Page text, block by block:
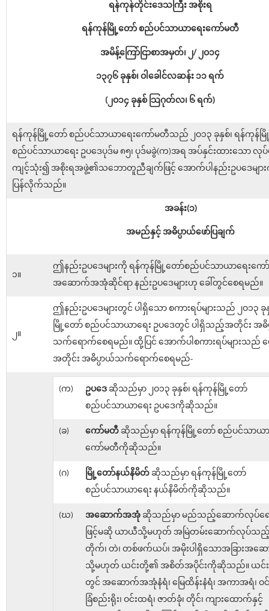
ရန်ကုန်တိုင်းဒေသကြီး အစိုးရ
ရန်ကုန်မြို့တော် စည်ပင်သာယာရေးကော်မတီ
အမိန့်ကြော်ငြာစာအမှတ်၊ ၂/ ၂ဝ၁၄
၁၃၇၆ ခုနှစ်၊ ဝါခေါင်လဆန်း ၁၁ ရက်
(၂ဝ၁၄ ခုနှစ် သြဂုတ်လ၊ ၆ ရက်)
ရန်ကုန်မြို့တော် စည်ပင်သာယာရေးကော်မတီသည် ၂ဝ၁၃ ခုနှစ်၊ ရန်ကုန်မ
စည်ပင်သာယာရေး ဥပဒေပုဒ်မ ၈၅၊ ပုဒ်မခွဲ(က)အရ အပ်နှင်းထားသော လု
ကျင့်သုံး၍ အစိုးရအဖွဲ့၏သဘောတူညီချက်ဖြင့် အောက်ပါနည်းဥပဒေမျ
ပြန်လိုက်သည်။
အခန်း(၁)
အမည်နှင့် အဓိပ္ပာယ်ဖော်ပြချက်
၁။
ဤနည်းဥပဒေများကို ရန်ကုန်မြို့တော်စည်ပင်သာယာရေးကေ
အဆောက်အအုံဆိုင်ရာ နည်းဥပဒေများဟု ခေါ်တွင်စေရမည်။
၂။
ဤနည်းဥပဒေများတွင် ပါရှိသော စကားရပ်များသည် ၂ဝ၁၃ ခု
မြို့တော် စည်ပင်သာယာရေး ဥပဒေတွင် ပါရှိသည့်အတိုင်း အဓိ
သက်ရောက်စေရမည်။ ထို့ပြင် အောက်ပါစကားရပ်များသည် ဖေ
အတိုင်း အဓိပ္ပာယ်သက်ရောက်စေရမည်-
(က) ဥပဒေဆိုသည်မှာ ၂ဝ၁၃ ခုနှစ်၊ ရန်ကုန်မြို့တော်
စည်ပင်သာယာရေး ဥပဒေကိုဆိုသည်။
(ခ) ကော်မတီ ဆိုသည်မှာ ရန်ကုန်မြို့တော် စည်ပင်သာယာ
ကော်မတီကိုဆိုသည်။
(ဂ) မြို့တော်နယ်နိမိတ် ဆိုသည်မှာ ရန်ကုန်မြို့တော်
စည်ပင်သာယာရေး နယ်နိမိတ်ကိုဆိုသည်။
(ဃ) အဆောက်အအုံ ဆိုသည်မှာ မည်သည့်ဆောက်လုပ်ရေး
ဖြင့်မဆို ယာယီသို့မဟုတ် အမြဲတမ်းဆောက်လုပ်သည့်
တိုက်၊ တဲ၊ တစ်ဖက်ယပ်၊ အမိုးပါရှိသောအခြားအ
သို့မဟုတ် ယင်းတို့၏ အစိတ်အပိုင်းကိုဆိုသည်။ ယင်း
တွင် အဆောက်အအုံနံရံ၊ မြေထိန်းနံရံ၊ အကာအရံ၊ ဝင်း
ခြံစည်းရိုး၊ ဝင်းထရံ၊ ဇာတ်ခုံ၊ တိုင်၊ ကျားထောက်နှင့်